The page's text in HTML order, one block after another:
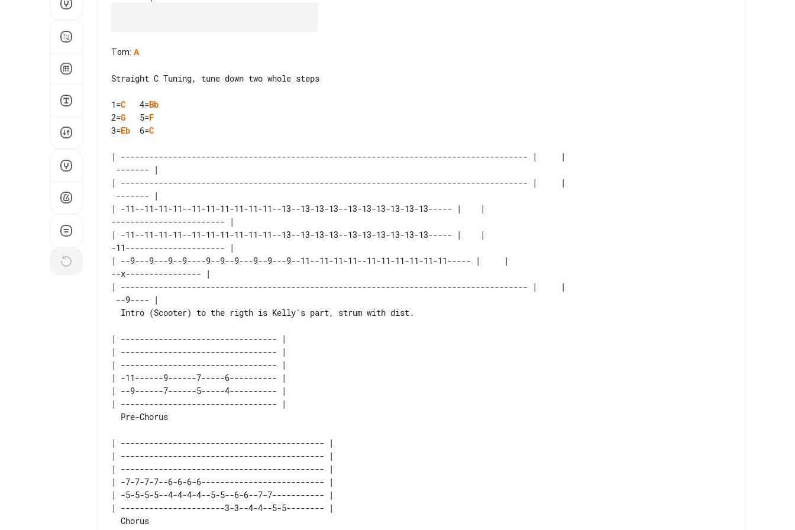
Tom: A
Straight C Tuning, tune down two whole steps
1=C
   4=
Bb
2=G
   5=
F
3=Eb
  6=
C
| -------------------------------------------------------------------------------------- |     |
| -------------------------------------------------------------------------------------- |     |
| -11--11-11-11--11-11-11-11-11-11--13--13-13-13--13-13-13-13-13-13----- |    |
------------------------ |
| -11--11-11-11--11-11-11-11-11-11--13--13-13-13--13-13-13-13-13-13----- |    |
| --9---9---9--9----9--9--9---9--9---9--11--11-11-11--11-11-11-11-11-11----- |     |
--x---------------- |
| -------------------------------------------------------------------------------------- |     |
| --------------------------------- |
| --------------------------------- |
| --------------------------------- |
| -11------9------7-----6---------- |
| --9------7------5-----4---------- |
| --------------------------------- |
| ------------------------------------------- |
| ------------------------------------------- |
| ------------------------------------------- |
| -7-7-7-7--6-6-6-6-------------------------- |
| -5-5-5-5--4-4-4-4--5-5--6-6--7-7----------- |
| ----------------------3-3--4-4--5-5-------- |